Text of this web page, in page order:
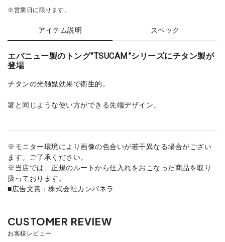
※営業日に限ります。
アイテム説明 スペック
エバニュー製のトング”TSUCAM”シリーズにチタン製が
登場
チタンの光触媒効果で衛生的。
箸と同じような使い方ができる先端デザイン。
※モニター環境により画像の色合いが若干異なる場合がござい
ます。ご了承ください。
※当店では、正規のルートから仕入れをおこなった商品を取り
扱っております。
■広告文責：株式会社カンパネラ